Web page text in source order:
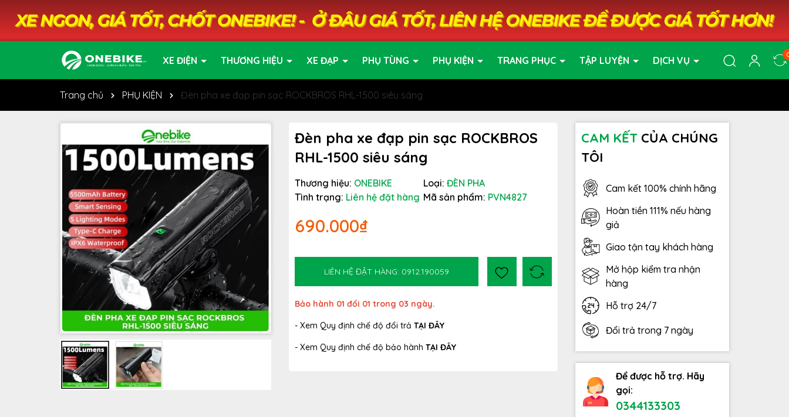
XE ĐIỆN THƯƠNG HIỆU XE ĐẠP PHỤ TÙNG PHỤ KIỆN TRANG PHỤC TẬP LUYỆN DỊCH VỤ
Trang chủ PHỤ KIỆN Đèn pha xe đạp pin sạc ROCKBROS RHL-1500 siêu sáng
Đèn pha xe đạp pin sạc ROCKBROS
RHL-1500 siêu sáng
Thương hiệu: ONEBIKE Loại: ĐÈN PHA
Tình trạng: Liên hệ đặt hàng Mã sản phẩm: PVN4827
690.000₫
LIÊN HỆ ĐẶT HÀNG: 0912.190059
Bảo hành 01 đổi 01 trong 03 ngày.
- Xem Quy định chế độ đổi trả TẠI ĐÂY
- Xem Quy định chế độ bảo hành TẠI ĐÂY
CAM KẾTCỦA CHÚNG
TÔI
Cam kết 100% chính hãng
Hoàn tiền 111% nếu hàng
giả
Giao tận tay khách hàng
Mở hộp kiểm tra nhận
hàng
Hỗ trợ 24/7
Đổi trả trong 7 ngày
Để được hỗ trợ. Hãy
gọi:
0344133303